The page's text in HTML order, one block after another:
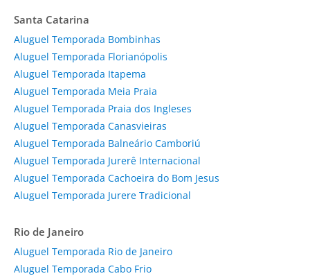
Santa Catarina
Aluguel Temporada Bombinhas
Aluguel Temporada Florianópolis
Aluguel Temporada Itapema
Aluguel Temporada Meia Praia
Aluguel Temporada Praia dos Ingleses
Aluguel Temporada Canasvieiras
Aluguel Temporada Balneário Camboriú
Aluguel Temporada Jurerê Internacional
Aluguel Temporada Cachoeira do Bom Jesus
Aluguel Temporada Jurere Tradicional
Rio de Janeiro
Aluguel Temporada Rio de Janeiro
Aluguel Temporada Cabo Frio